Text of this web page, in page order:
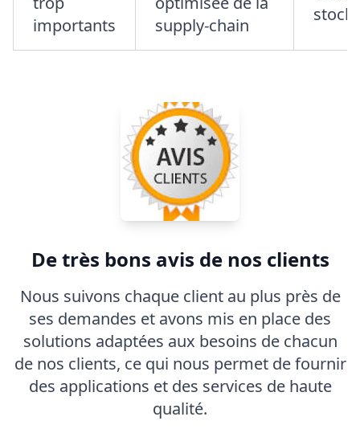
importants
supply-chain
De très bons avis de nos clients
Nous suivons chaque client au plus près de
ses demandes et avons mis en place des
solutions adaptées aux besoins de chacun
de nos clients, ce qui nous permet de fournir
des applications et des services de haute
qualité.